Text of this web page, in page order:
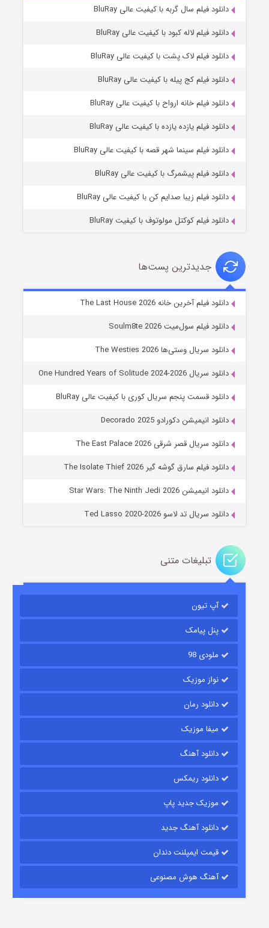
قسمت۲ (زیرنویس) منتشر شد
شوگر فصل ۲
خاندان اژدها فصل ۳
قسمت۶ (زیرنویس) منتشر شد
قسمت
دانلود فیلم سال گربه با کیفیت عالی BluRay
دانلود فیلم لاله کبود با کیفیت عالی BluRay
دانلود فیلم لاک پشت با کیفیت عالی BluRay
دانلود فیلم کج‌ پیله با کیفیت عالی BluRay
دانلود فیلم خانه ارواح با کیفیت عالی BluRay
دانلود فیلم یازده یازده با کیفیت عالی BluRay
دانلود فیلم سینما شهر قصه با کیفیت عالی BluRay
دانلود فیلم پیشمرگ با کیفیت عالی BluRay
دانلود فیلم زیبا صدایم کن با کیفیت عالی BluRay
دانلود فیلم کوکتل مولوتوف با کیفیت BluRay
جدیدترین پست‌ها
دانلود فیلم آخرین خانه The Last House 2026
دانلود فیلم سول‌میت Soulm8te 2026
دانلود سریال وستی‌ها The Westies 2026
دانلود سریال One Hundred Years of Solitude 2024-2026
دانلود قسمت پنجم سریال کوری با کیفیت عالی BluRay
دانلود انیمیشن دکورادو Decorado 2025
دانلود سریال قصر شرقی The East Palace 2026
دانلود فیلم سارق گوشه گیر The Isolate Thief 2026
دانلود انیمیشن Star Wars: The Ninth Jedi 2026
دانلود سریال تد لاسو Ted Lasso 2020-2026
تبلیغات متنی
آپ تیون
پنل پیامک
ملودی 98
نواز موزیک
دانلود رمان
میفا موزیک
دانلود آهنگ
دانلود ریمکس
موزیک جدید پاپ
دانلود آهنگ جدید
قیمت ایمپلنت دندان
آهنگ هوش مصنوعی